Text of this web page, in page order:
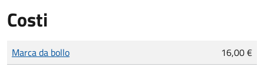
Costi
Tipo di pagamento
Importo
Marca da bollo 16,00 €